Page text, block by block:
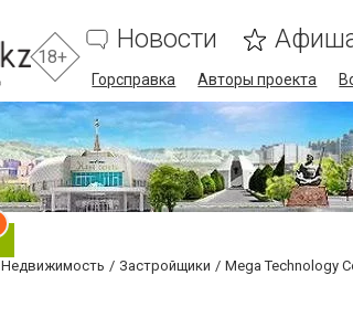
18+
Новости
Горсправка Авторы проекта
Недвижимость Застройщики Mega Technology